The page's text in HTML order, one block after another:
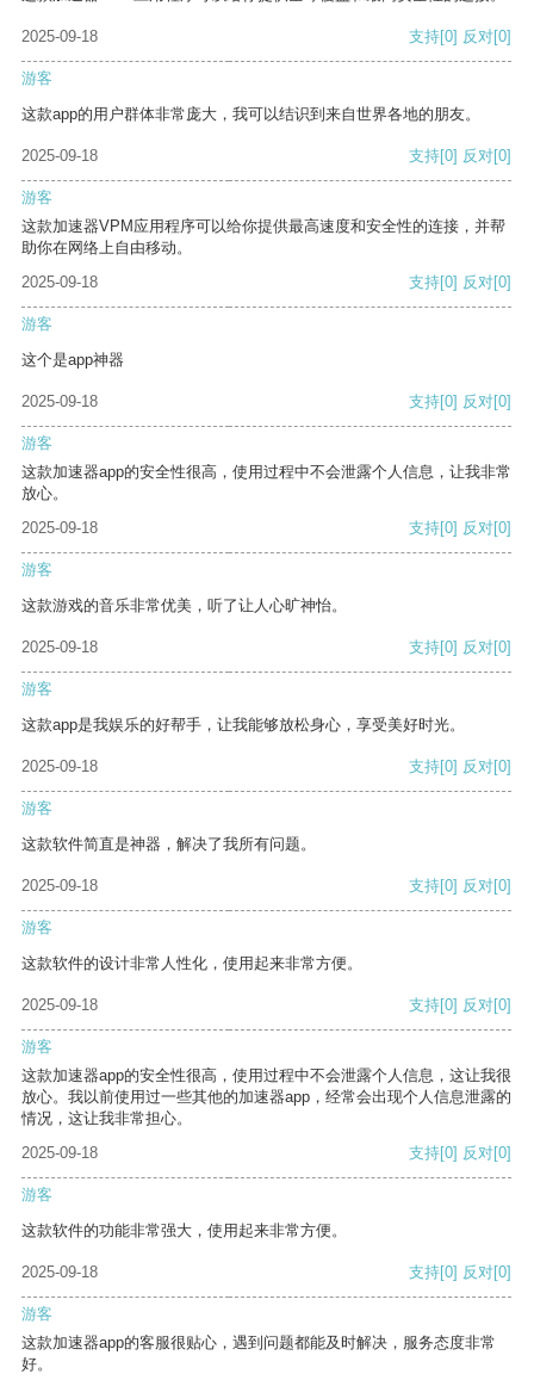
2025-09-18 支持[0] 反对[0]
游客
这款app的用户群体非常庞大，我可以结识到来自世界各地的朋友。
2025-09-18 支持[0] 反对[0]
游客
这款加速器VPM应用程序可以给你提供最高速度和安全性的连接，并帮
助你在网络上自由移动。
2025-09-18
支持[0] 反对[0]
游客
这个是app神器
2025-09-18 支持[0] 反对[0]
游客
这款加速器app的安全性很高，使用过程中不会泄露个人信息，让我非常
放心。
2025-09-18
支持[0] 反对[0]
游客
这款游戏的音乐非常优美，听了让人心旷神怡。
2025-09-18 支持[0] 反对[0]
游客
这款app是我娱乐的好帮手，让我能够放松身心，享受美好时光。
2025-09-18 支持[0] 反对[0]
游客
这款软件简直是神器，解决了我所有问题。
2025-09-18 支持[0] 反对[0]
游客
这款软件的设计非常人性化，使用起来非常方便。
2025-09-18 支持[0] 反对[0]
游客
这款加速器app的安全性很高，使用过程中不会泄露个人信息，这让我很
放心。我以前使用过一些其他的加速器app，经常会出现个人信息泄露的
情况，这让我非常担心。
2025-09-18
支持[0] 反对[0]
游客
这款软件的功能非常强大，使用起来非常方便。
2025-09-18 支持[0] 反对[0]
游客
这款加速器app的客服很贴心，遇到问题都能及时解决，服务态度非常
好。